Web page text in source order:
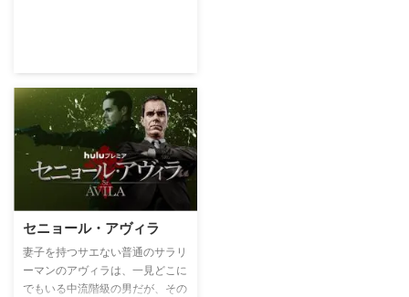
セニョール・アヴィラ
妻子を持つサエない普通のサラリ
ーマンのアヴィラは、一見どこに
でもいる中流階級の男だが、その